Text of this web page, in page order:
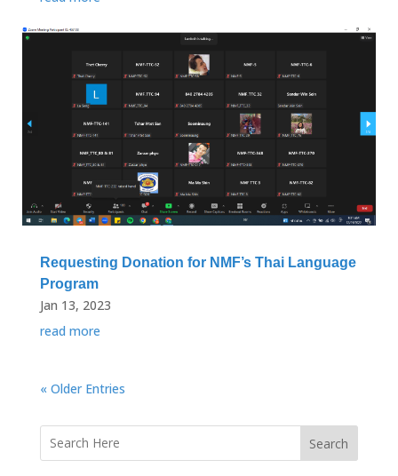
Requesting Donation for NMF’s Thai Language
Program
Jan 13, 2023
read more
« Older Entries
Search